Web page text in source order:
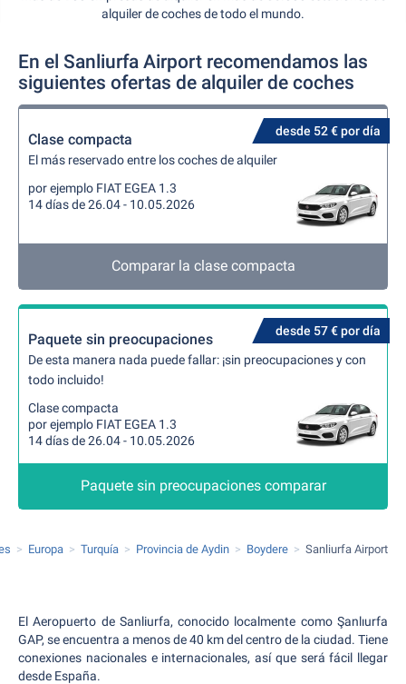
alquiler de coches de todo el mundo.
En el Sanliurfa Airport recomendamos las
siguientes ofertas de alquiler de coches
desde 52 € por día
Clase compacta
El más reservado entre los coches de alquiler
por ejemplo FIAT EGEA 1.3
14 días de 26.04 - 10.05.2026
Comparar la clase compacta
desde 57 € por día
Paquete sin preocupaciones
De esta manera nada puede fallar: ¡sin preocupaciones y con
todo incluido!
Clase compacta
por ejemplo FIAT EGEA 1.3
14 días de 26.04 - 10.05.2026
Paquete sin preocupaciones comparar
Europa Turquía Provincia de Aydin Boydere Sanliurfa Airport
El Aeropuerto de Sanliurfa, conocido localmente como Şanlıurfa
GAP, se encuentra a menos de 40 km del centro de la ciudad. Tiene
conexiones nacionales e internacionales, así que será fácil llegar
desde España.